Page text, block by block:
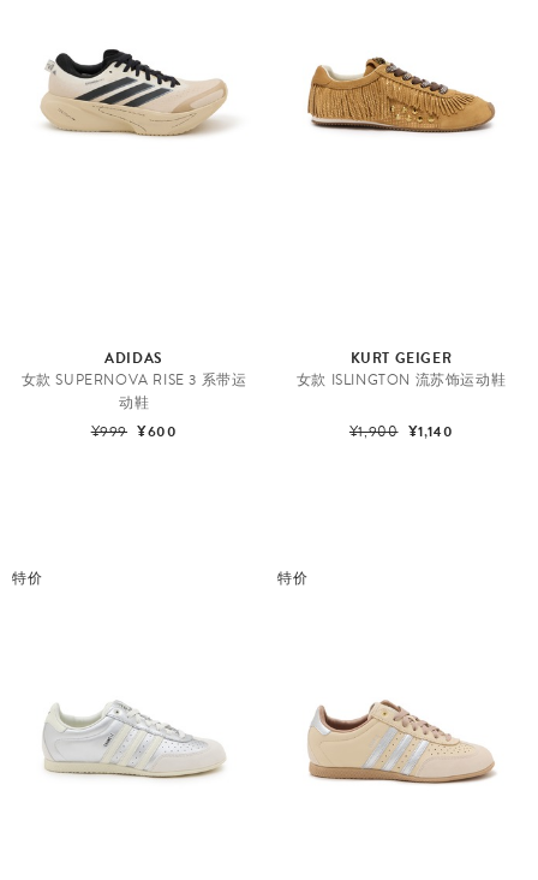
ADIDAS
女款 SUPERNOVA RISE 3 系带运
动鞋
¥999 ¥600
KURT GEIGER
女款 ISLINGTON 流苏饰运动鞋
¥1,900 ¥1,140
特价 特价